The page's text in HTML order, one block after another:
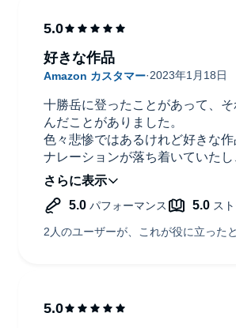
十勝岳に登ったことがあって、
んだことがありました。
色々悲惨ではあるけれど好きな
ナレーションが落ち着いていた
が違っていて、臨場感があって良
好きな作品